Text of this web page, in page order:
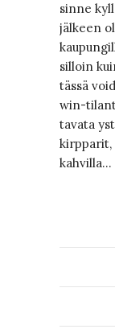
sinne
jälkeen
silloin
tässä
win-
tavata
kirpparit,
kahvilla…